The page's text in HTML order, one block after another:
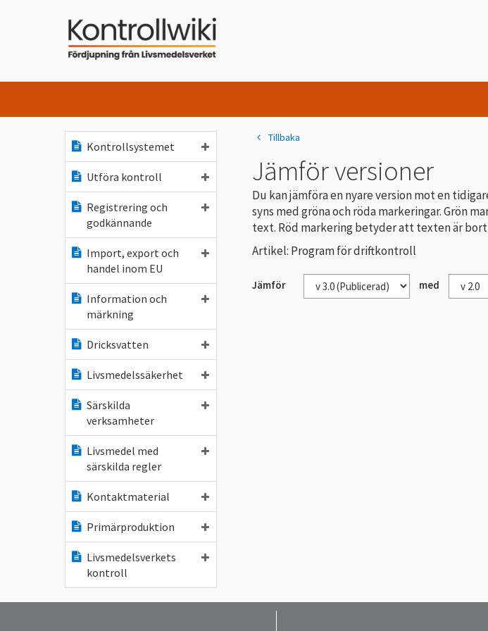
Kontrollsystemet
Utföra kontroll
Registrering och
godkännande
Import, export och
handel inom EU
Information och
märkning
Dricksvatten
Livsmedelssäkerhet
Särskilda
verksamheter
Livsmedel med
särskilda regler
Kontaktmaterial
Primärproduktion
Livsmedelsverkets
kontroll
Tillbaka
Jämför versioner
Du kan jämföra en nyare version mot en
syns med gröna och röda markeringar. Grön
text. Röd markering betyder att texten är
Artikel: Program för driftkontroll
Jämför med